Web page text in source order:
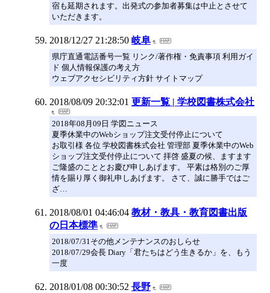
宿も延期されます。出発式の参加者募集は中止とさせて
いただきます。
2018/12/27 21:28:50 岐阜
県庁直通電話番号一覧 リンク/著作権・免責事項 利用ガイ
ド 個人情報保護の考え方
ウェブアクセシビリティ方針 サイトマップ
2018/08/09 20:32:01 更新一覧 | 学校図書株式会社
2018年08月09日 学図ニュース
夏季休業中のWebショップ注文受付停止について
お取引様 各位 学校図書株式会社 管理部 夏季休業中のWeb
ショップ注文受付停止について 拝啓 盛夏の候、ますます
ご隆盛のこととお慶び申しあげます。 平素は格別のご厚
情を賜り厚く御礼申しあげます。 さて、誠に勝手ではご
ざ…
2018/08/01 04:46:04 教材・教具・教育図書出版
の日本標準
2018/07/31その他メンテナンスのおしらせ
2018/07/29会長 Diary「君たちはどう生きるか」を、もう
一度
2018/01/08 00:30:52 長野